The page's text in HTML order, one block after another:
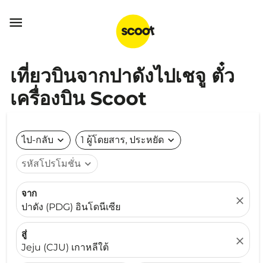

เที่ยวบินจากปาดังไปเชจู ตั๋ว
เครื่องบิน Scoot
ไป-กลับ expand_more 1 ผู้โดยสาร, ประหยัด expand_more
รหัสโปรโมชั่น expand_more
จาก
ปาดัง (PDG) อินโดนีเซีย
close
สู่
Jeju (CJU) เกาหลีใต้
close